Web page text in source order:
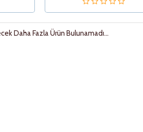
Daha Fazla Ürün Bulunamadı...